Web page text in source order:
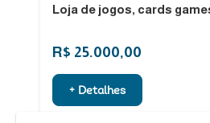
Loja de jogos, cards
R$ 25.000,00
+ Detalhes